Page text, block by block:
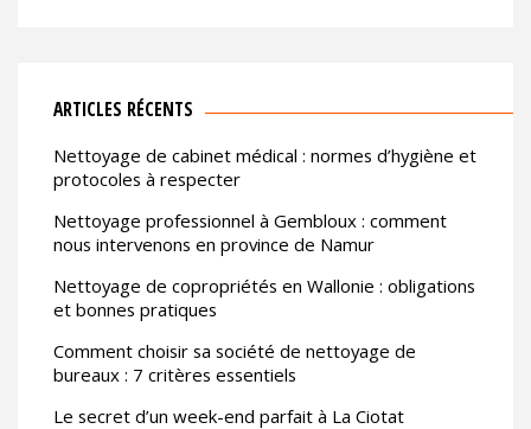
ARTICLES RÉCENTS
Nettoyage de cabinet médical : normes d’hygiène et
protocoles à respecter
Nettoyage professionnel à Gembloux : comment
nous intervenons en province de Namur
Nettoyage de copropriétés en Wallonie : obligations
et bonnes pratiques
Comment choisir sa société de nettoyage de
bureaux : 7 critères essentiels
Le secret d’un week-end parfait à La Ciotat